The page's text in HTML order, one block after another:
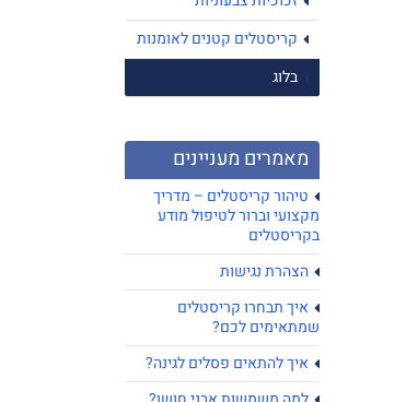
קריסטלים קטנים לאומנות
בלוג
מאמרים מעניינים
טיהור קריסטלים – מדריך
מקצועי וברור לטיפול מודע
בקריסטלים
הצהרת נגישות
איך תבחרו קריסטלים
שמתאימים לכם?
איך להתאים פסלים לגינה?